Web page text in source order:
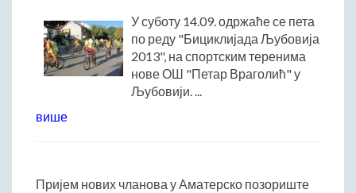
Матична служба
Урбанизам и грађевинарство
Борачко-инвалидска заштита
Друштвена брига о деци
средине
У суботу 14.09. одржаће се пета
по реду "Бициклијада Љубовија
2013", на спортским теренима
нове ОШ "Петар Враголић" у
Љубовији. ...
више
Пријем нових чланова у Аматерско позориште